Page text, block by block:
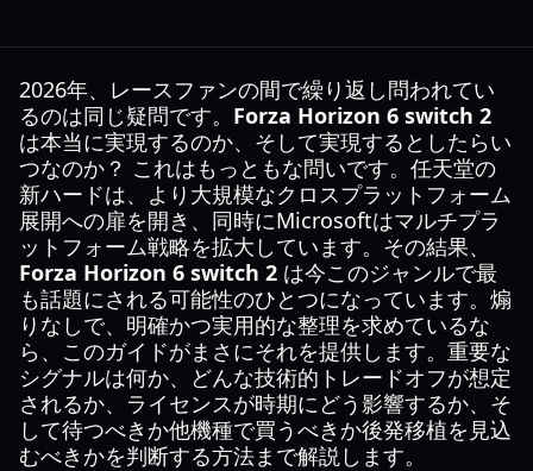
2026年、レースファンの間で繰り返し問われてい
るのは同じ疑問です。 Forza Horizon 6 switch 2
は本当に実現するのか、そして実現するとしたらい
つなのか？ これはもっともな問いです。任天堂の
新ハードは、より大規模なクロスプラットフォーム
展開への扉を開き、同時にMicrosoftはマルチプラ
ットフォーム戦略を拡大しています。その結果、
Forza Horizon 6 switch 2 は今このジャンルで最
も話題にされる可能性のひとつになっています。煽
りなしで、明確かつ実用的な整理を求めているな
ら、このガイドがまさにそれを提供します。重要な
シグナルは何か、どんな技術的トレードオフが想定
されるか、ライセンスが時期にどう影響するか、そ
して待つべきか他機種で買うべきか後発移植を見込
むべきかを判断する方法まで解説します。